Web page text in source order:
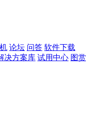
论坛 问答 软件下载
决方案库 试用中心 图赏